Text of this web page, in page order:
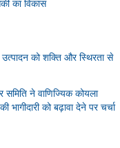
को शक्ति और स्थिरता से
ने वाणिज्यिक कोयला
को बढ़ावा देने पर चर्चा